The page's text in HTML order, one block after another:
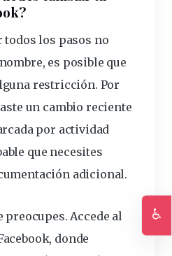
todos los pasos no
es posible que
restricción. Por
un cambio reciente
por actividad
que necesites
adicional.
preocupes. Accede al
donde
♿